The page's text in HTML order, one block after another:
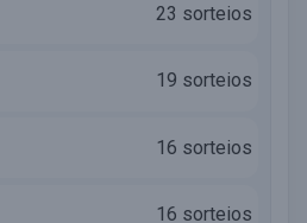
23 sorteios
19 sorteios
16 sorteios
16 sorteios